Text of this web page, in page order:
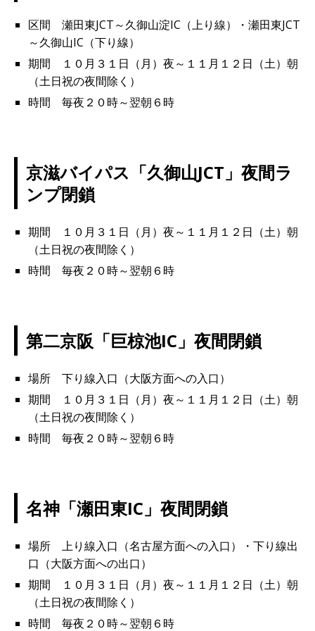
区間 瀬田東JCT～久御山淀IC（上り線）・瀬田東JCT
～久御山IC（下り線）
期間 １０月３１日（月）夜～１１月１２日（土）朝
（土日祝の夜間除く）
時間 毎夜２０時～翌朝６時
京滋バイパス「久御山JCT」夜間ラ
ンプ閉鎖
期間 １０月３１日（月）夜～１１月１２日（土）朝
（土日祝の夜間除く）
時間 毎夜２０時～翌朝６時
第二京阪「巨椋池IC」夜間閉鎖
場所 下り線入口（大阪方面への入口）
期間 １０月３１日（月）夜～１１月１２日（土）朝
（土日祝の夜間除く）
時間 毎夜２０時～翌朝６時
名神「瀬田東IC」夜間閉鎖
場所 上り線入口（名古屋方面への入口）・下り線出
口（大阪方面への出口）
期間 １０月３１日（月）夜～１１月１２日（土）朝
（土日祝の夜間除く）
時間 毎夜２０時～翌朝６時